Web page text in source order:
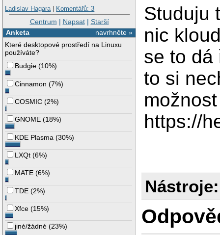
Ladislav Hagara| Komentářů: 3
Centrum | Napsat| Starší
navrhněte »
Anketa
Které desktopové prostředí na Linuxu
používáte?
Budgie (10%)
Cinnamon (7%)
COSMIC (2%)
GNOME (18%)
KDE Plasma (30%)
LXQt (6%)
MATE (6%)
TDE (2%)
Xfce (15%)
jiné/žádné (23%)
Studuju
nic
se to dá
to si
https://
Nástroje: